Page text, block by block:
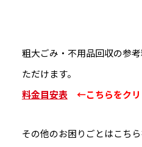
粗大ごみ・不用品回収の参
ただけます。
料金目安表
←こちらをクリ
その他のお困りごとはこちら